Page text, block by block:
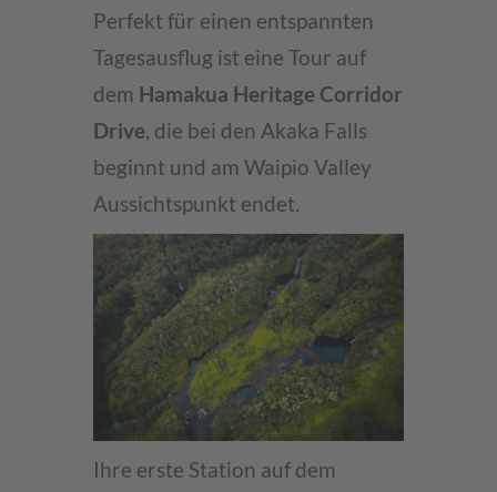
Perfekt für einen entspannten
Tagesausflug ist eine Tour auf
dem Hamakua Heritage Corridor
Drive, die bei den Akaka Falls
beginnt und am Waipio Valley
Aussichtspunkt endet.
Ihre erste Station auf dem